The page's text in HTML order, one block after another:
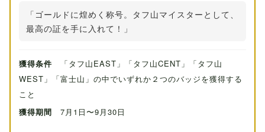
「ゴールドに煌めく称号。タフ山マイスターとして、
最高の証を手に入れて！」
獲得条件 「タフ山EAST」「タフ山CENT」「タフ山
WEST」「富士山」の中でいずれか２つのバッジを獲得する
こと
獲得期間 7月1日〜9月30日